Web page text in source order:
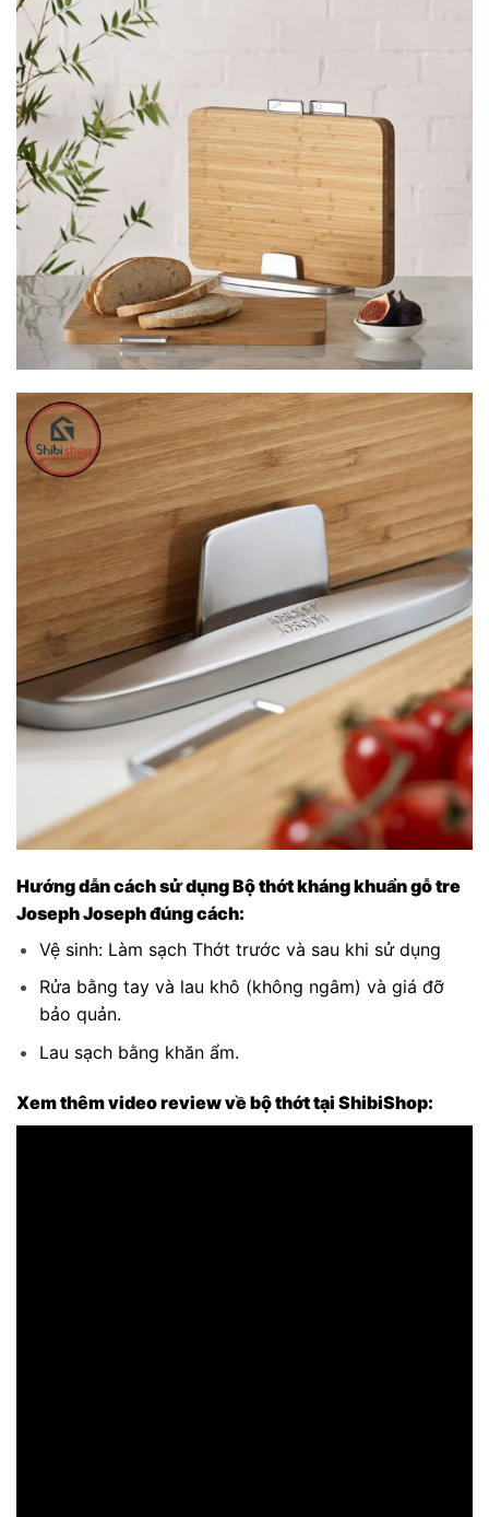
Hướng dẫn cách sử dụng Bộ thớt kháng khuẩn gỗ tre
Joseph Joseph đúng cách:
Vệ sinh: Làm sạch Thớt trước và sau khi sử dụng
Rửa bằng tay và lau khô (không ngâm) và giá đỡ
bảo quản.
Lau sạch bằng khăn ẩm.
Xem thêm video review về bộ thớt tại ShibiShop: